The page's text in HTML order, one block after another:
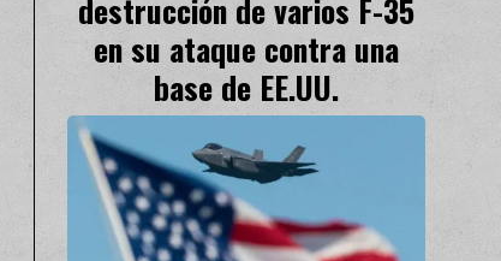
destrucción de varios F-35
en su ataque contra una
base de EE.UU.